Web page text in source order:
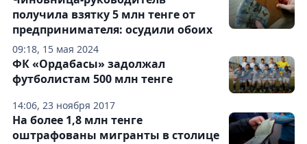
09:18, 15 мая 2024
получила взятку 5 млн тенге от
предпринимателя: осудили обоих
14:06, 23 ноября 2017
ФК «Ордабасы» задолжал
футболистам 500 млн тенге
На более 1,8 млн тенге
оштрафованы мигранты в столице